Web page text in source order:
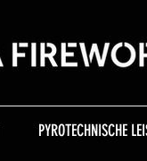
PYROTECHNISCHE